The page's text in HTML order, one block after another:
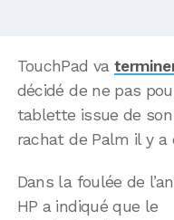
TouchPad va
décidé de ne pas
tablette issue de son
rachat de Palm il y a
Dans la foulée de
HP a indiqué que le